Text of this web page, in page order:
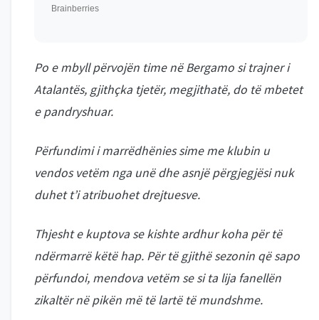
Po e mbyll përvojën time në Bergamo si trajner i
Atalantës, gjithçka tjetër, megjithatë, do të mbetet
e pandryshuar.
Përfundimi i marrëdhënies sime me klubin u
vendos vetëm nga unë dhe asnjë përgjegjësi nuk
duhet t’i atribuohet drejtuesve.
Thjesht e kuptova se kishte ardhur koha për të
ndërmarrë këtë hap. Për të gjithë sezonin që sapo
përfundoi, mendova vetëm se si ta lija fanellën
zikaltër në pikën më të lartë të mundshme.